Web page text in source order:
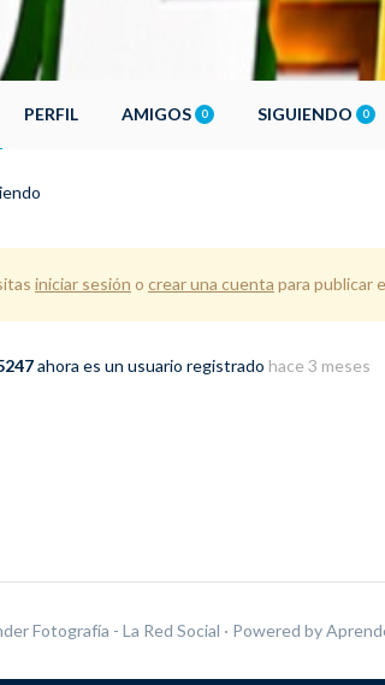
PERFIL AMIGOS 0 SIGUIENDO 0
iniciar sesión o crear una cuenta para publicar
ahora es un usuario registrado hace 3 meses
Fotografía - La Red Social · Powered by